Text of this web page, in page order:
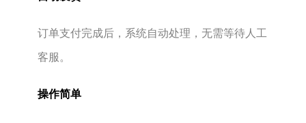
订单支付完成后，系统自动处理，无需等待人工
客服。
操作简单